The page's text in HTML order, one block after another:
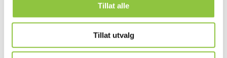
Tillat alle
Tillat utvalg
KRISTIN BÆRØE
DrammenBuskerud